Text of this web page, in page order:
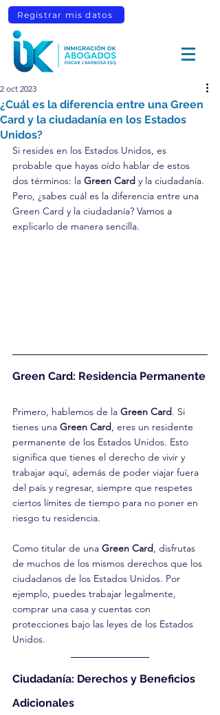
Registrar mis datos
¿Cuál es la diferencia entre una Green
Card y la ciudadanía en los Estados
Unidos?
2 oct 2023
Si resides en los Estados Unidos, es
probable que hayas oído hablar de estos
dos términos: la Green Card y la ciudadanía.
Pero, ¿sabes cuál es la diferencia entre una
Green Card y la ciudadanía? Vamos a
explicarlo de manera sencilla.
Green Card: Residencia Permanente
Primero, hablemos de la Green Card. Si
tienes una Green Card, eres un residente
permanente de los Estados Unidos. Esto
significa que tienes el derecho de vivir y
trabajar aquí, además de poder viajar fuera
del país y regresar, siempre que respetes
ciertos límites de tiempo para no poner en
riesgo tu residencia.
Como titular de una Green Card, disfrutas
de muchos de los mismos derechos que los
ciudadanos de los Estados Unidos. Por
ejemplo, puedes trabajar legalmente,
comprar una casa y cuentas con
protecciones bajo las leyes de los Estados
Unidos.
Ciudadanía: Derechos y Beneficios
Adicionales